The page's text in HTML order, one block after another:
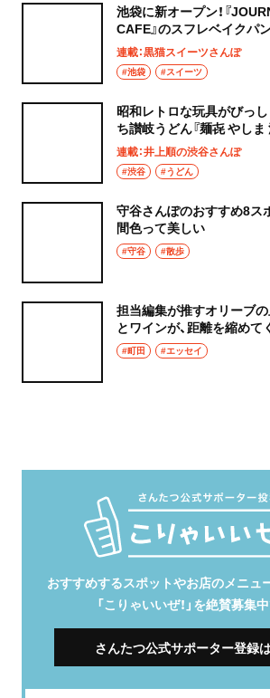
池袋に新オープン！『
CAFE』のスフレベイクパ
猫スイーツ散歩 池袋編5〜
連載：黒猫スイーツさんぽ
#池袋 #スイーツ
昭和レトロな玩具がびっ
ち讃岐うどん『麺㐂 やしま
順の渋谷さんぽ】
連載：井上順の渋谷さんぽ
#渋谷 #うどん
守谷さんぽのおすすめ8ス
間色って美しい
#守谷 #散歩
担当編集が推すオリーブ
とワインが、距離を縮めて
飯diary】
#町田 #エッセイ
おすすめするスポットやお店のメニュ
「こりゃいいぜ！」を絶賛募集中
さんたつ公式サポーター登録